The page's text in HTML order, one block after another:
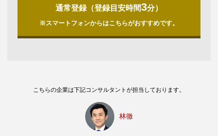
通常登録（登録目安時間3分）
※スマートフォンからはこちらがおすすめです。
こちらの企業は下記コンサルタントが担当しております。
林徹